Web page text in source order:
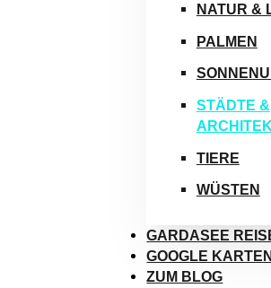
NATUR &
PALMEN
STÄDTE &
TIERE
WÜSTEN
GARDASEE
GOOGLE KARTEN
ZUM BLOG